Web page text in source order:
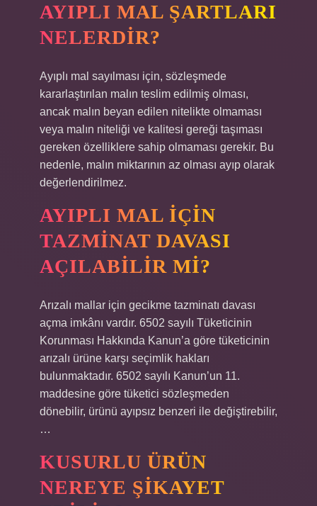
AYIPLI MAL ŞARTLARI
NELERDIR?
Ayıplı mal sayılması için, sözleşmede
kararlaştırılan malın teslim edilmiş olması,
ancak malın beyan edilen nitelikte olmaması
veya malın niteliği ve kalitesi gereği taşıması
gereken özelliklere sahip olmaması gerekir. Bu
nedenle, malın miktarının az olması ayıp olarak
değerlendirilmez.
AYIPLI MAL IÇIN
TAZMINAT DAVASI
AÇILABILIR MI?
Arızalı mallar için gecikme tazminatı davası
açma imkânı vardır. 6502 sayılı Tüketicinin
Korunması Hakkında Kanun’a göre tüketicinin
arızalı ürüne karşı seçimlik hakları
bulunmaktadır. 6502 sayılı Kanun’un 11.
maddesine göre tüketici sözleşmeden
dönebilir, ürünü ayıpsız benzeri ile değiştirebilir,
…
KUSURLU ÜRÜN
NEREYE ŞIKAYET